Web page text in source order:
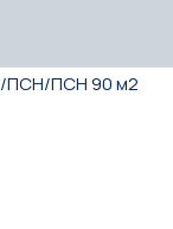
/ПСН/ПСН 90 м2